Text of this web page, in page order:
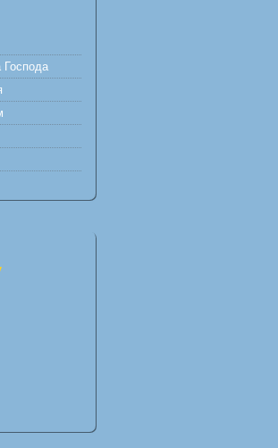
Господа